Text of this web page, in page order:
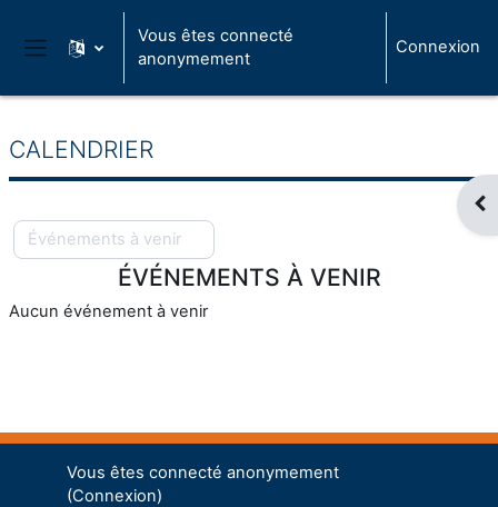
Passer au contenu principal
Panneau latéral
Vous êtes connecté
anonymement
Connexion
CALENDRIER
Événements à venir
ÉVÉNEMENTS À VENIR
Aucun événement à venir
Vous êtes connecté anonymement
(Connexion)